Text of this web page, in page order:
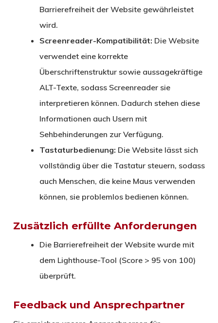
Barrierefreiheit der Website gewährleistet
wird.
Screenreader-Kompatibilität: Die Website
verwendet eine korrekte
Überschriftenstruktur sowie aussagekräftige
ALT-Texte, sodass Screenreader sie
interpretieren können. Dadurch stehen diese
Informationen auch Usern mit
Sehbehinderungen zur Verfügung.
Tastaturbedienung: Die Website lässt sich
vollständig über die Tastatur steuern, sodass
auch Menschen, die keine Maus verwenden
können, sie problemlos bedienen können.
Zusätzlich erfüllte Anforderungen
Die Barrierefreiheit der Website wurde mit
dem Lighthouse-Tool (Score > 95 von 100)
überprüft.
Feedback und Ansprechpartner